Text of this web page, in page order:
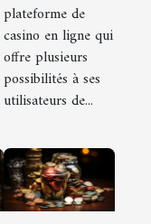
plateforme de
casino en ligne qui
offre plusieurs
possibilités à ses
utilisateurs de...